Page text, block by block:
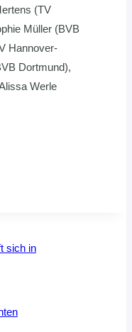
(TV
Müller (BVB
Hannover-
Dortmund),
Werle
sich in